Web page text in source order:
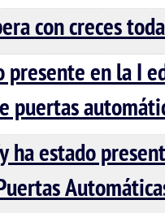
con creces
presente en la I
puertas
ha estado